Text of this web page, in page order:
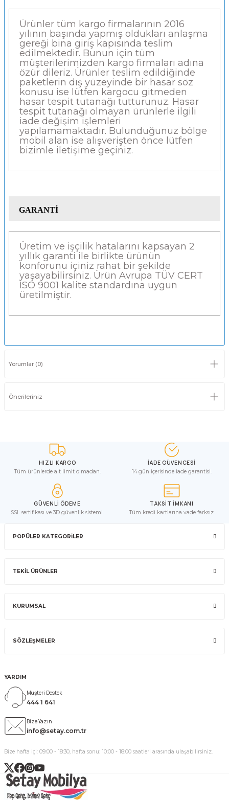
Ürünler tüm kargo firmalarının 2016
yılının başında yapmış oldukları anlaşma
gereği bina giriş kapısında teslim
edilmektedir. Bunun için tüm
müşterilerimizden kargo firmaları adına
özür dileriz. Ürünler teslim edildiğinde
paketlerin dış yüzeyinde bir hasar söz
konusu ise lütfen kargocu gitmeden
hasar tespit tutanağı tutturunuz. Hasar
tespit tutanağı olmayan ürünlerle ilgili
iade değişim işlemleri
yapılamamaktadır. Bulunduğunuz bölge
mobil alan ise alışverişten önce lütfen
bizimle iletişime geçiniz.
GARANTİ
Üretim ve işçilik hatalarını kapsayan 2
yıllık garanti ile birlikte ürünün
konforunu içiniz rahat bir şekilde
yaşayabilirsiniz. Ürün Avrupa TÜV CERT
ISO 9001 kalite standardına uygun
üretilmiştir.
Yorumlar (0)
Önerileriniz
HIZLI KARGO
Tüm ürünlerde alt limit olmadan.
İADE GÜVENCESİ
14 gün içerisinde iade garantisi.
GÜVENLİ ÖDEME
SSL sertifikası ve 3D güvenlik sistemi.
TAKSİT İMKANI
Tüm kredi kartlarına vade farksız.
POPÜLER KATEGORİLER
TEKİL ÜRÜNLER
KURUMSAL
SÖZLEŞMELER
YARDIM
Müşteri Destek
444 1 641
Bize Yazın
info@setay.com.tr
Bize hafta içi: 09:00 - 18:30, hafta sonu: 10:00 - 18:00 saatleri arasında ulaşabilirsiniz.